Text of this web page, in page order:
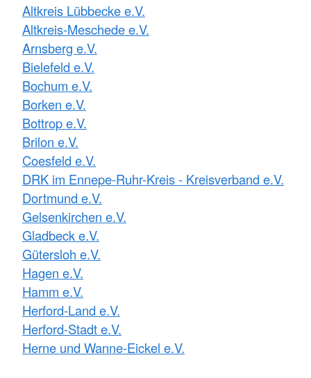
Altkreis Lübbecke e.V.
Altkreis-Meschede e.V.
Arnsberg e.V.
Bielefeld e.V.
Bochum e.V.
Borken e.V.
Bottrop e.V.
Brilon e.V.
Coesfeld e.V.
DRK im Ennepe-Ruhr-Kreis - Kreisverband e.V.
Dortmund e.V.
Gelsenkirchen e.V.
Gladbeck e.V.
Gütersloh e.V.
Hagen e.V.
Hamm e.V.
Herford-Land e.V.
Herford-Stadt e.V.
Herne und Wanne-Eickel e.V.